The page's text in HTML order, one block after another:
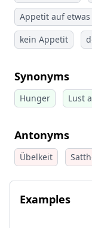
Appetit auf
kein Appetit
Synonyms
Hunger Lust
Antonyms
Übelkeit
Examples